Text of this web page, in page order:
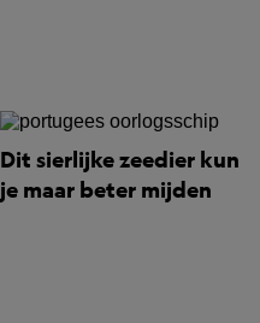
Dit sierlijke zeedier kun
je maar beter mijden